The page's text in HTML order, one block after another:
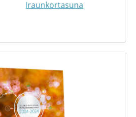
Iraunkortasuna